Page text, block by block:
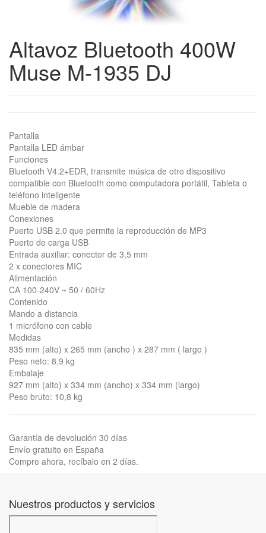
Altavoz Bluetooth 400W
Muse M-1935 DJ
Pantalla
Pantalla LED ámbar
Funciones
Bluetooth V4.2+EDR, transmite música de otro dispositivo
compatible con Bluetooth como computadora portátil, Tableta o
teléfono inteligente
Mueble de madera
Conexiones
Puerto USB 2.0 que permite la reproducción de MP3
Puerto de carga USB
Entrada auxiliar: conector de 3,5 mm
2 x conectores MIC
Alimentación
CA 100-240V ~ 50 / 60Hz
Contenido
Mando a distancia
1 micrófono con cable
Medidas
835 mm (alto) x 265 mm (ancho ) x 287 mm ( largo )
Peso neto: 8,9 kg
Embalaje
927 mm (alto) x 334 mm (ancho) x 334 mm (largo)
Peso bruto: 10,8 kg
Garantía de devolución 30 días
Envío gratuito en España
Compre ahora, recíbalo en 2 días.
Nuestros productos y servicios